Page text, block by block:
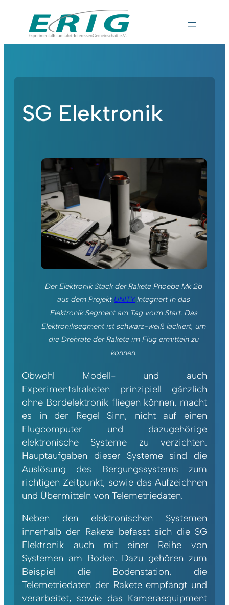
SG Elektronik
Der Elektronik Stack der Rakete Phoebe Mk 2b
aus dem Projekt UNITYIntegriert in das
Elektronik Segment am Tag vorm Start. Das
Elektroniksegment ist schwarz-weiß lackiert, um
die Drehrate der Rakete im Flug ermitteln zu
können.
Obwohl Modell- und auch
Experimentalraketen prinzipiell gänzlich
ohne Bordelektronik fliegen können, macht
es in der Regel Sinn, nicht auf einen
Flugcomputer und dazugehörige
elektronische Systeme zu verzichten.
Hauptaufgaben dieser Systeme sind die
Auslösung des Bergungssystems zum
richtigen Zeitpunkt, sowie das Aufzeichnen
und Übermitteln von Telemetriedaten.
Neben den elektronischen Systemen
innerhalb der Rakete befasst sich die SG
Elektronik auch mit einer Reihe von
Systemen am Boden. Dazu gehören zum
Beispiel die Bodenstation, die
Telemetriedaten der Rakete empfängt und
verarbeitet, sowie das Kameraequipment